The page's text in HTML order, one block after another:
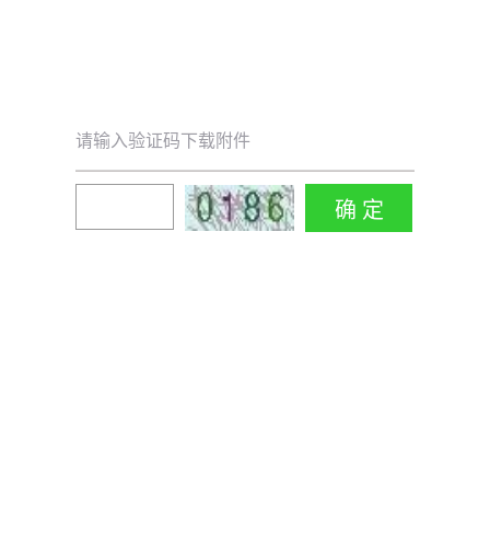
请输入验证码下载附件